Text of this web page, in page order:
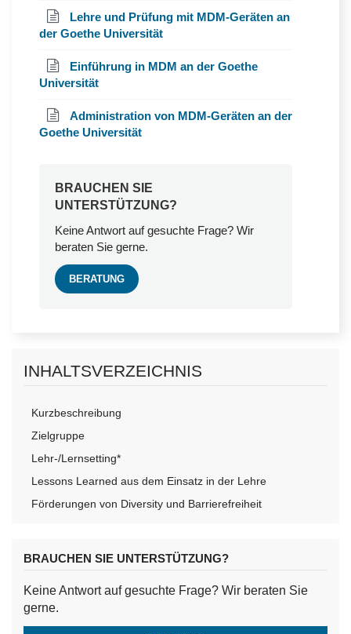
Lehre und Prüfung mit MDM-Geräten an
der Goethe Universität
Einführung in MDM an der Goethe
Universität
Administration von MDM-Geräten an der
Goethe Universität
BRAUCHEN SIE
UNTERSTÜTZUNG?
Keine Antwort auf gesuchte Frage? Wir
beraten Sie gerne.
BERATUNG
INHALTSVERZEICHNIS
Kurzbeschreibung
Zielgruppe
Lehr-/Lernsetting*
Lessons Learned aus dem Einsatz in der Lehre
Förderungen von Diversity und Barrierefreiheit
BRAUCHEN SIE UNTERSTÜTZUNG?
Keine Antwort auf gesuchte Frage? Wir beraten Sie
gerne.